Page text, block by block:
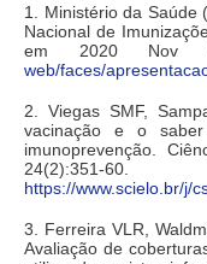
1. Ministério da Saúde
Nacional de
em 2020 Nov
web/faces/
2. Viegas SMF,
vacinação e o
imunoprevenção.
https://www.scielo.br/j/
3. Ferreira VLR,
Avaliação de